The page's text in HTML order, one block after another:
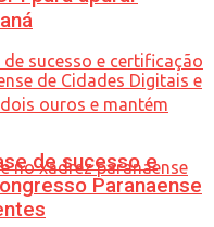
de sucesso e
Paranaense